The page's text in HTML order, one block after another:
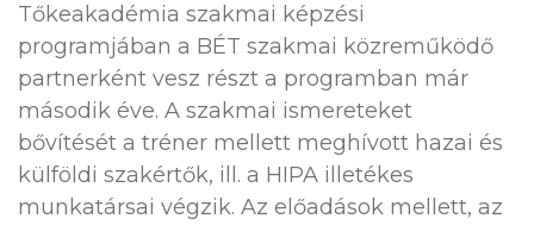
Tőkeakadémia szakmai képzési
programjában a BÉT szakmai közreműködő
partnerként vesz részt a programban már
második éve. A szakmai ismereteket
bővítését a tréner mellett meghívott hazai és
külföldi szakértők, ill. a HIPA illetékes
munkatársai végzik. Az előadások mellett, az